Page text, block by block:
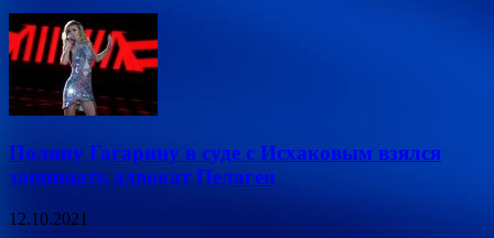
Полину Гагарину в суде с Исхаковым взялся
защищать адвокат Пелагеи
12.10.2021